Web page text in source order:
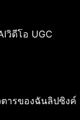
วิดีโอ UGC
ารของฉันลิปซิงค์